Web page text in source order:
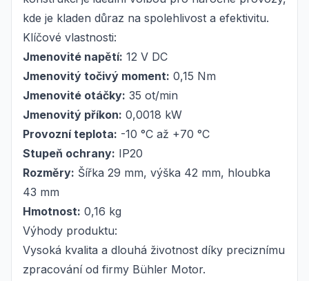
kde je kladen důraz na spolehlivost a efektivitu.
Klíčové vlastnosti:
Jmenovité napětí: 12 V DC
Jmenovitý točivý moment: 0,15 Nm
Jmenovité otáčky: 35 ot/min
Jmenovitý příkon: 0,0018 kW
Provozní teplota: -10 °C až +70 °C
Stupeň ochrany: IP20
Rozměry: Šířka 29 mm, výška 42 mm, hloubka
43 mm
Hmotnost: 0,16 kg
Výhody produktu:
Vysoká kvalita a dlouhá životnost díky preciznímu
zpracování od firmy Bühler Motor.